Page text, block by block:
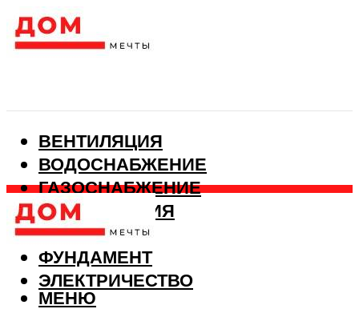
ВЕНТИЛЯЦИЯ
ВОДОСНАБЖЕНИЕ
ГАЗОСНАБЖЕНИЕ
КАНАЛИЗАЦИЯ
ОТОПЛЕНИЕ
ФУНДАМЕНТ
ЭЛЕКТРИЧЕСТВО
МЕНЮ